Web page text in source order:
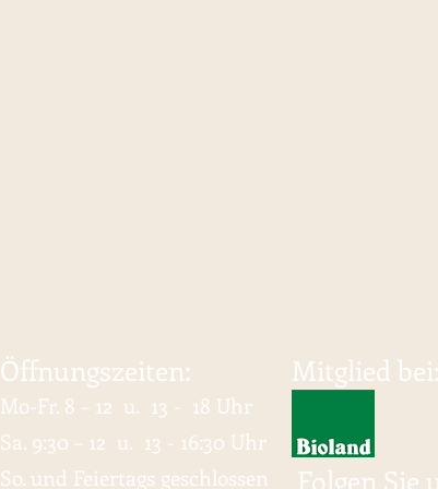
Mitglied bei:
Öffnungszeiten:
Mo-Fr. 8
– 12 u. 13 - 18 Uhr
Sa. 9:30 – 12 u. 13 - 16:30 Uhr
So. und Feiertags geschlossen
Folgen Sie